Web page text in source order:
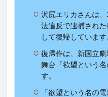
沢尻エリカさんは
法違反で逮捕され
して復帰しています
復帰作は、新国立
舞台「欲望という
す。
「欲望という名の